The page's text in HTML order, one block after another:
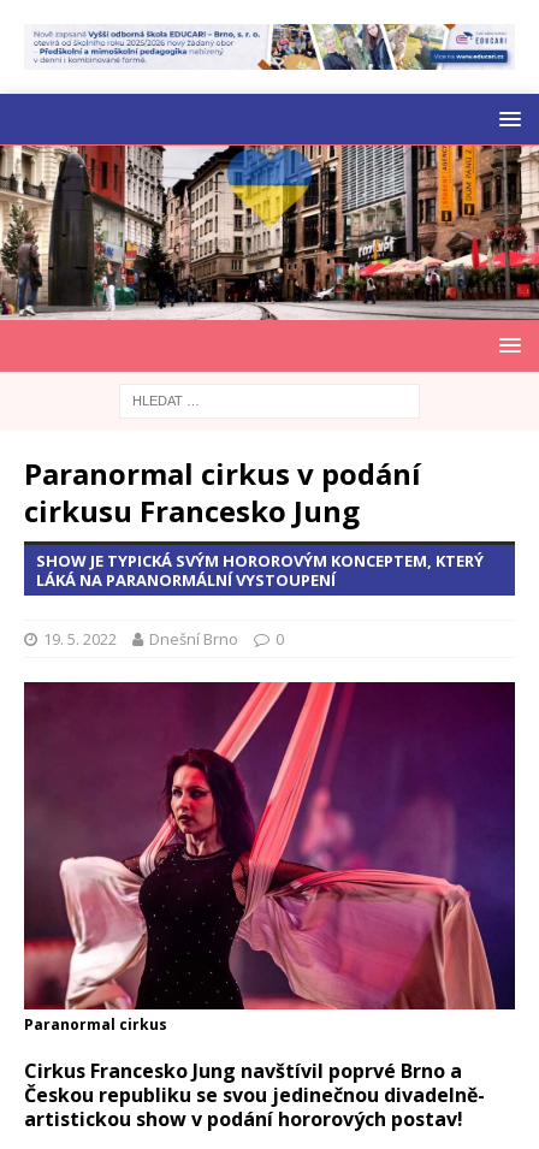
Paranormal cirkus v podání
cirkusu Francesko Jung
SHOW JE TYPICKÁ SVÝM HOROROVÝM KONCEPTEM, KTERÝ
LÁKÁ NA PARANORMÁLNÍ VYSTOUPENÍ
19. 5. 2022 Dnešní Brno 0
Paranormal cirkus
Cirkus Francesko Jung navštívil poprvé Brno a
Českou republiku se svou jedinečnou divadelně-
artistickou show v podání hororových postav!